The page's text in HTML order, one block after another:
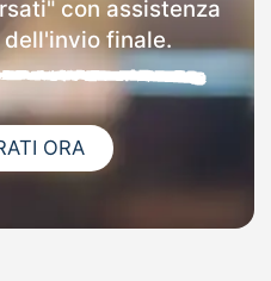
con assistenza
finale.
ORA